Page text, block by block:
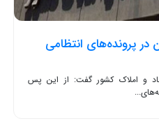
در پرونده‌های انتظامی
و املاک کشور گفت: از این پس